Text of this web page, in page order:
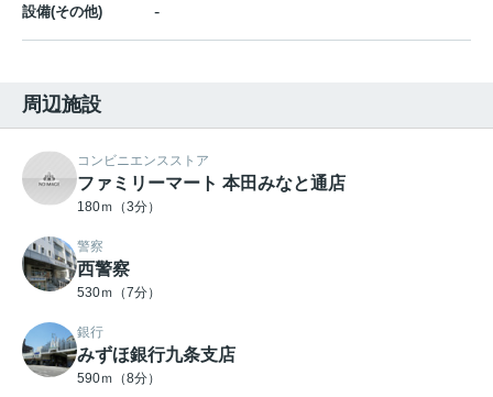
設備(その他) -
周辺施設
コンビニエンスストア
ファミリーマート 本田みなと通店
180ｍ（3分）
警察
西警察
530ｍ（7分）
銀行
みずほ銀行九条支店
590ｍ（8分）